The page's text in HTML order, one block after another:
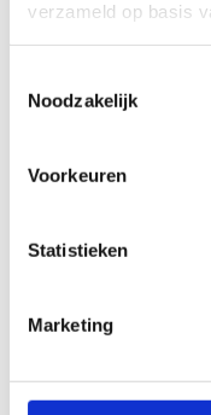
verzameld op basis
Noodzakelijk
Voorkeuren
Statistieken
Marketing
Topsport